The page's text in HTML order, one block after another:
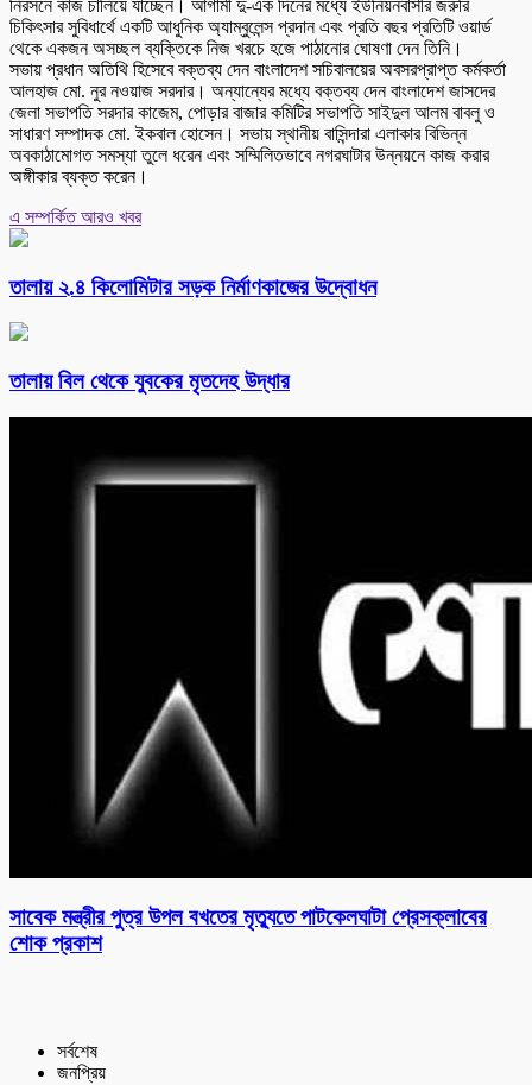
নিরসনে কাজ চালিয়ে যাচ্ছেন। আগামী দু-এক দিনের মধ্যে ইউনিয়নবাসীর জরুরি
চিকিৎসার সুবিধার্থে একটি আধুনিক অ্যাম্বুলেন্স প্রদান এবং প্রতি বছর প্রতিটি ওয়ার্ড
থেকে একজন অসচ্ছল ব্যক্তিকে নিজ খরচে হজে পাঠানোর ঘোষণা দেন তিনি।
সভায় প্রধান অতিথি হিসেবে বক্তব্য দেন বাংলাদেশ সচিবালয়ের অবসরপ্রাপ্ত কর্মকর্তা
আলহাজ মো. নুর নওয়াজ সরদার। অন্যান্যের মধ্যে বক্তব্য দেন বাংলাদেশ জাসদের
জেলা সভাপতি সরদার কাজেম, পোড়ার বাজার কমিটির সভাপতি সাইদুল আলম বাবলু ও
সাধারণ সম্পাদক মো. ইকবাল হোসেন। সভায় স্থানীয় বাসিন্দারা এলাকার বিভিন্ন
অবকাঠামোগত সমস্যা তুলে ধরেন এবং সম্মিলিতভাবে নগরঘাটার উন্নয়নে কাজ করার
অঙ্গীকার ব্যক্ত করেন।
এ সম্পর্কিত আরও খবর
তালায় ২.৪ কিলোমিটার সড়ক নির্মাণকাজের উদ্বোধন
তালায় বিল থেকে যুবকের মৃতদেহ উদ্ধার
সাবেক মন্ত্রীর পুত্র উপল বখতের মৃত্যুতে পাটকেলঘাটা প্রেসক্লাবের
শোক প্রকাশ
সর্বশেষ
জনপ্রিয়